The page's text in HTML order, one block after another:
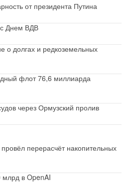
от президента Путина
с Днем ВДВ
о долгах и редкоземельных
флот 76,6 миллиарда
через Ормузский пролив
перерасчёт накопительных
млрд в OpenAI